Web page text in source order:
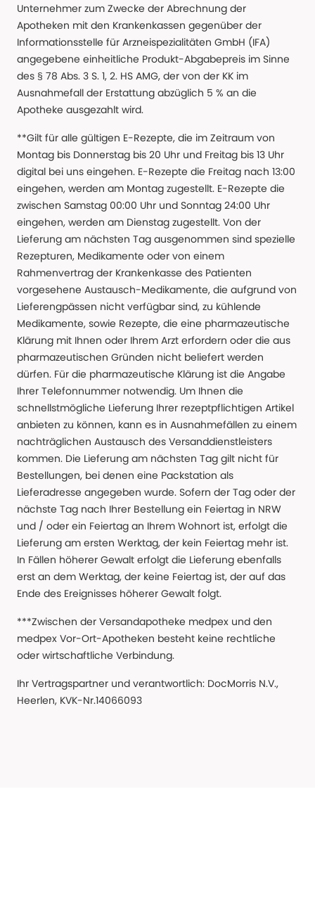
Unternehmer zum Zwecke der Abrechnung der
Apotheken mit den Krankenkassen gegenüber der
Informationsstelle für Arzneispezialitäten GmbH (IFA)
angegebene einheitliche Produkt-Abgabepreis im Sinne
des § 78 Abs. 3 S. 1, 2. HS AMG, der von der KK im
Ausnahmefall der Erstattung abzüglich 5 % an die
Apotheke ausgezahlt wird.
**Gilt für alle gültigen E-Rezepte, die im Zeitraum von
Montag bis Donnerstag bis 20 Uhr und Freitag bis 13 Uhr
digital bei uns eingehen. E-Rezepte die Freitag nach 13:00
eingehen, werden am Montag zugestellt. E-Rezepte die
zwischen Samstag 00:00 Uhr und Sonntag 24:00 Uhr
eingehen, werden am Dienstag zugestellt. Von der
Lieferung am nächsten Tag ausgenommen sind spezielle
Rezepturen, Medikamente oder von einem
Rahmenvertrag der Krankenkasse des Patienten
vorgesehene Austausch-Medikamente, die aufgrund von
Lieferengpässen nicht verfügbar sind, zu kühlende
Medikamente, sowie Rezepte, die eine pharmazeutische
Klärung mit Ihnen oder Ihrem Arzt erfordern oder die aus
pharmazeutischen Gründen nicht beliefert werden
dürfen. Für die pharmazeutische Klärung ist die Angabe
Ihrer Telefonnummer notwendig. Um Ihnen die
schnellstmögliche Lieferung Ihrer rezeptpflichtigen Artikel
anbieten zu können, kann es in Ausnahmefällen zu einem
nachträglichen Austausch des Versanddienstleisters
kommen. Die Lieferung am nächsten Tag gilt nicht für
Bestellungen, bei denen eine Packstation als
Lieferadresse angegeben wurde. Sofern der Tag oder der
nächste Tag nach Ihrer Bestellung ein Feiertag in NRW
und / oder ein Feiertag an Ihrem Wohnort ist, erfolgt die
Lieferung am ersten Werktag, der kein Feiertag mehr ist.
In Fällen höherer Gewalt erfolgt die Lieferung ebenfalls
erst an dem Werktag, der keine Feiertag ist, der auf das
Ende des Ereignisses höherer Gewalt folgt.
***Zwischen der Versandapotheke medpex und den
medpex Vor-Ort-Apotheken besteht keine rechtliche
oder wirtschaftliche Verbindung.
Ihr Vertragspartner und verantwortlich: DocMorris N.V.,
Heerlen, KVK-Nr.14066093